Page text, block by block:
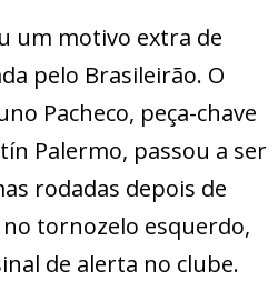
um motivo extra de
pelo Brasileirão. O
Pacheco, peça-chave
Palermo, passou a ser
rodadas depois de
tornozelo esquerdo,
de alerta no clube.